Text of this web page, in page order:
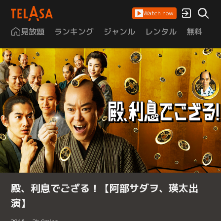
Watch now
見放題 ランキング ジャンル レンタル 無料
殿、利息でござる！【阿部サダヲ、瑛太出
演】